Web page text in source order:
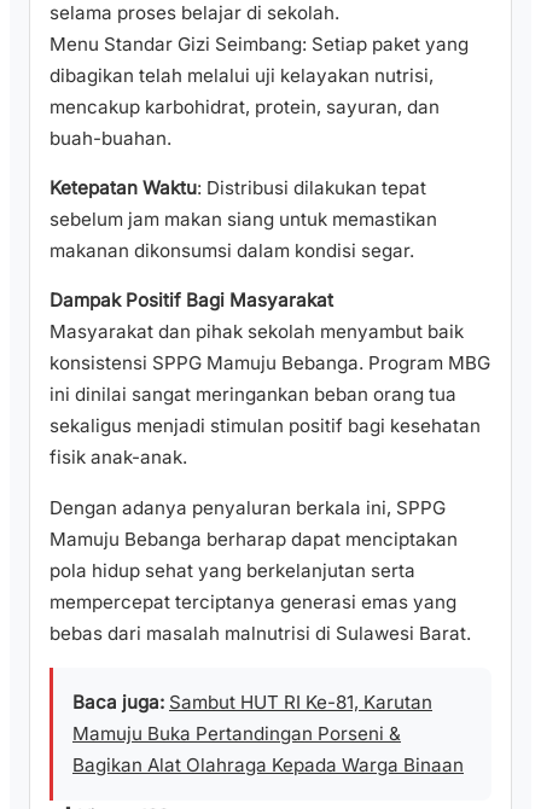
selama proses belajar di sekolah.
​Menu Standar Gizi Seimbang: Setiap paket yang
dibagikan telah melalui uji kelayakan nutrisi,
mencakup karbohidrat, protein, sayuran, dan
buah-buahan.
Ketepatan Waktu: Distribusi dilakukan tepat
sebelum jam makan siang untuk memastikan
makanan dikonsumsi dalam kondisi segar.
Dampak Positif Bagi Masyarakat
​Masyarakat dan pihak sekolah menyambut baik
konsistensi SPPG Mamuju Bebanga. Program MBG
ini dinilai sangat meringankan beban orang tua
sekaligus menjadi stimulan positif bagi kesehatan
fisik anak-anak.
​Dengan adanya penyaluran berkala ini, SPPG
Mamuju Bebanga berharap dapat menciptakan
pola hidup sehat yang berkelanjutan serta
mempercepat terciptanya generasi emas yang
bebas dari masalah malnutrisi di Sulawesi Barat.
Baca juga: Sambut HUT RI Ke-81, Karutan
Mamuju Buka Pertandingan Porseni &
Bagikan Alat Olahraga Kepada Warga Binaan